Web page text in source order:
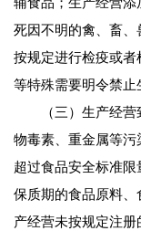
死因不明的禽、畜
按规定进行检疫或
等特殊需要明令禁止
（三）生产经营
物毒素、重金属等
超过食品安全标准
保质期的食品原料
产经营未按规定注